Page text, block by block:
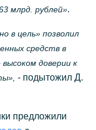
млрд. рублей».
в цель» позволил
средств в
доверии к
- подытожил Д.
предложили